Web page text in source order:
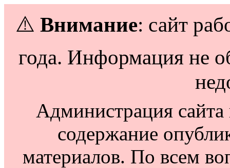
⚠️ Внимание: сайт
года. Информация не
Администрация сайта
содержание
материалов. По всем